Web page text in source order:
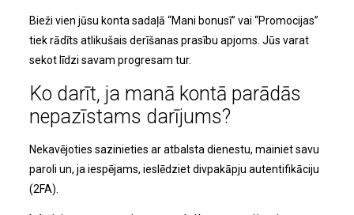
Bieži vien jūsu konta sadaļā “Mani bonusī” vai “Promocijas”
tiek rādīts atlikušais derīšanas prasību apjoms. Jūs varat
sekot līdzi savam progresam tur.
Ko darīt, ja manā kontā parādās
nepazīstams darījums?
Nekavējoties sazinieties ar atbalsta dienestu, mainiet savu
paroli un, ja iespējams, ieslēdziet divpakāpju autentifikāciju
(2FA).